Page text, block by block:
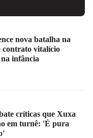
nova batalha na
contrato vitalício
na infância
críticas que Xuxa
em turnê: 'É pura